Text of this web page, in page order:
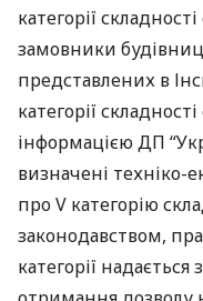
категорії
замовники
представлених в
категорії
інформацією ДП
визначені техніко-
про V категорію
законодавством,
категорії